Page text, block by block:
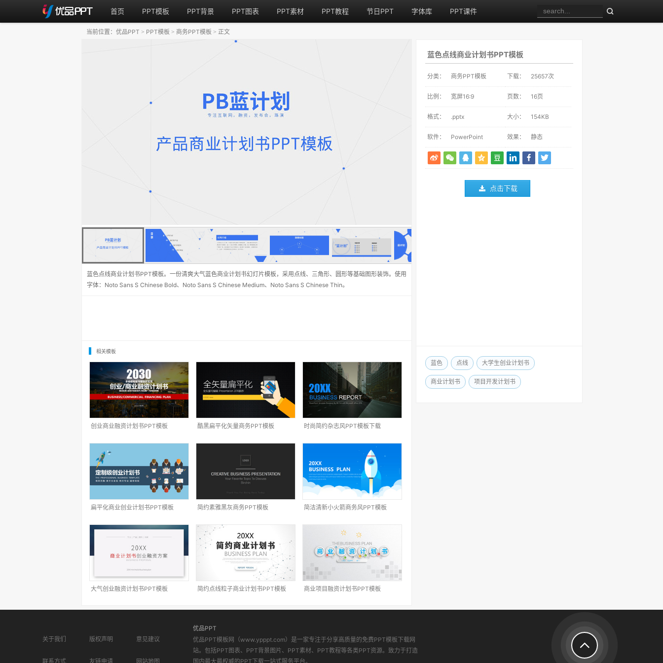
首页 PPT模板 PPT背景 PPT图表 PPT素材 PPT教程 节日PPT 字体库 PPT课件
蓝色点线商业计划书PPT模板
分类： 商务PPT模板 下载： 25657次
比例： 宽屏16:9 页数： 16页
格式： .pptx 大小： 154KB
软件： PowerPoint 效果： 静态
点击下载
蓝色 点线 大学生创业计划书
商业计划书 项目开发计划书
蓝色点线商业计划书PPT模板。一份清爽大气蓝色商业计划书幻灯片模板，采用点线、三角形、圆形等基础图形装饰。使用
字体：Noto Sans S Chinese Bold、Noto Sans S Chinese Medium、Noto Sans S Chinese Thin。
当前位置： 优品PPT > PPT模板 > 商务PPT模板 > 正文
相关模板
创业商业融资计划书PPT模板 酷黑扁平化矢量商务PPT模板 时尚简约杂志风PPT模板下载
扁平化商业创业计划书PPT模板 简约素雅黑灰商务PPT模板 简洁清新小火箭商务风PPT模板
大气创业融资计划书PPT模板 简约点线粒子商业计划书PPT模板 商业项目融资计划书PPT模板
关于我们 版权声明 意见建议
联系方式 友链申请 网站地图
优品PPT
优品PPT模板网（www.ypppt.com）是一家专注于分享高质量的免费PPT模板下载网
站。包括PPT图表、PPT背景图片、PPT素材、PPT教程等各类PPT资源。致力于打造
国内最大最权威的PPT下载一站式服务平台。